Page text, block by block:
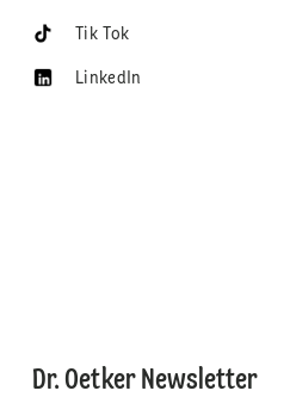
Tik Tok
LinkedIn
Dr. Oetker Newsletter